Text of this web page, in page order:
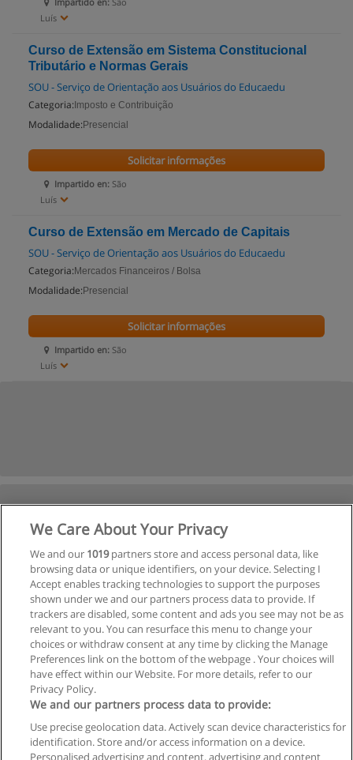
Luís
Curso de Extensão em Sistema Constitucional
Tributário e Normas Gerais
SOU - Serviço de Orientação aos Usuários do Educaedu
Categoria: Imposto e Contribuição
Modalidade: Presencial
Impartido en: São
Luís
Solicitar informações
Curso de Extensão em Mercado de Capitais
SOU - Serviço de Orientação aos Usuários do Educaedu
Categoria: Mercados Financeiros / Bolsa
Modalidade: Presencial
Impartido en: São
Luís
Solicitar informações
Regras de uso
We Care About Your Privacy
We and our 1019partners store and access personal data, like
browsing data or unique identifiers, on your device. Selecting I
Accept enables tracking technologies to support the purposes
shown under we and our partners process data to provide. If
trackers are disabled, some content and ads you see may not be as
relevant to you. You can resurface this menu to change your
choices or withdraw consent at any time by clicking the Manage
Preferences link on the bottom of the webpage . Your choices will
have effect within our Website. For more details, refer to our
Privacy Policy.
We and our partners process data to provide:
Use precise geolocation data. Actively scan device characteristics for
identification. Store and/or access information on a device.
Personalised advertising and content, advertising and content